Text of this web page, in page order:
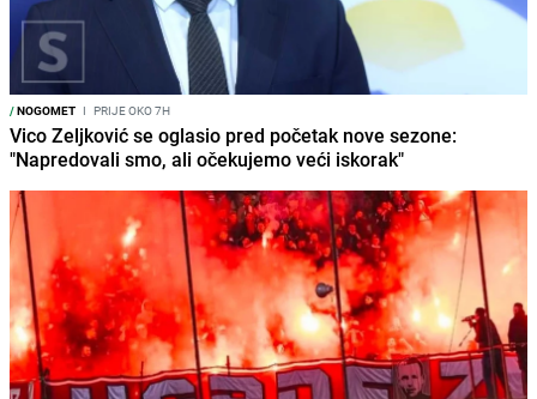
/NOGOMET I PRIJE OKO 7H
Vico Zeljković se oglasio pred početak nove sezone:
"Napredovali smo, ali očekujemo veći iskorak"